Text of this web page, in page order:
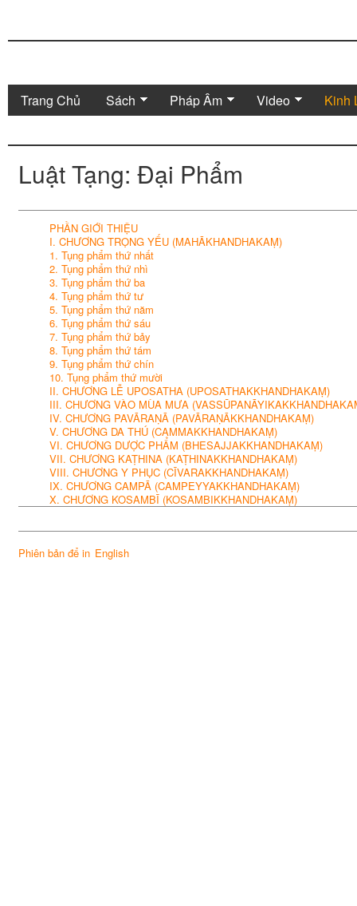
Trang Chủ Sách Pháp Âm Video Kinh
Luật Tạng: Đại Phẩm
PHẦN GIỚI THIỆU
I. CHƯƠNG TRỌNG YẾU (MAHĀKHANDHAKAṂ)
1. Tụng phẩm thứ nhất
2. Tụng phẩm thứ nhì
3. Tụng phẩm thứ ba
4. Tụng phẩm thứ tư
5. Tụng phẩm thứ năm
6. Tụng phẩm thứ sáu
7. Tụng phẩm thứ bảy
8. Tụng phẩm thứ tám
9. Tụng phẩm thứ chín
10. Tụng phẩm thứ mười
II. CHƯƠNG LỄ UPOSATHA (UPOSATHAKKHANDHAKAṂ)
III. CHƯƠNG VÀO MÙA MƯA
IV. CHƯƠNG PAVĀRAṆĀ (PAVĀRAṆĀKKHANDHAKAṂ)
V. CHƯƠNG DA THÚ (CAMMAKKHANDHAKAṂ)
VI. CHƯƠNG DƯỢC PHẨM (BHESAJJAKKHANDHAKAṂ)
VII. CHƯƠNG KAṬHINA (KAṬHINAKKHANDHAKAṂ)
VIII. CHƯƠNG Y PHỤC (CĪVARAKKHANDHAKAṂ)
IX. CHƯƠNG CAMPĀ (CAMPEYYAKKHANDHAKAṂ)
X. CHƯƠNG KOSAMBĪ (KOSAMBIKKHANDHAKAṂ)
Phiên bản để in English